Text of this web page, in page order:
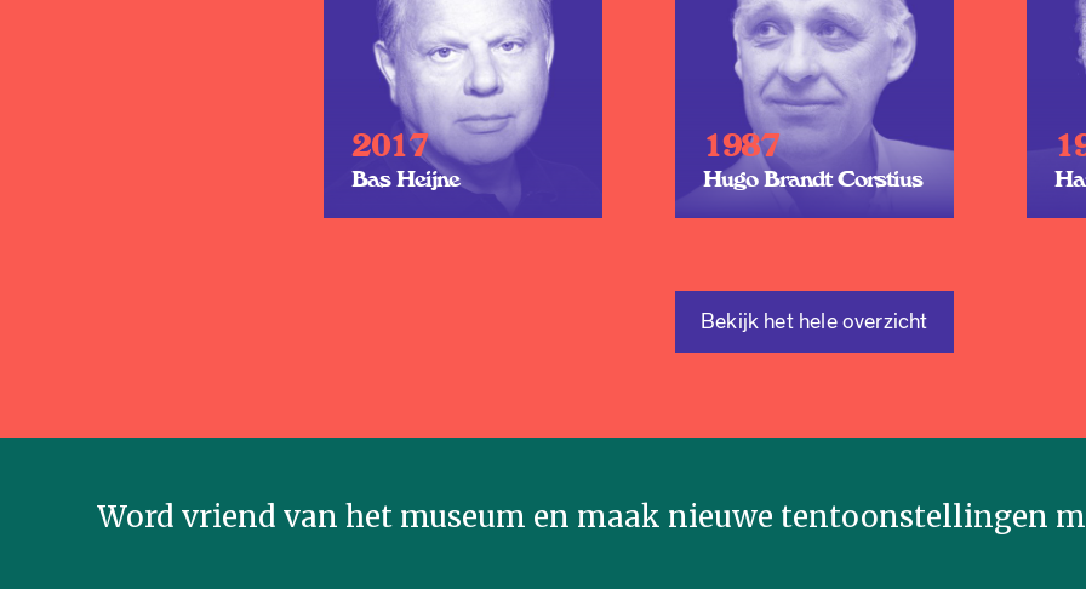
2017
Bas Heijne
1987
Hugo Brandt Corstius
Bekijk het hele overzicht
Word vriend van het museum en maak nieuwe tentoonstellingen